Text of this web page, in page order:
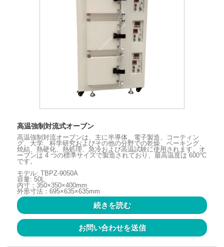
高温強制対流式オーブン
高温強制対流オーブンは、主に半導体、電子製造、コーティン
グ、大学、科学研究およびその他の分野での乾燥、ベーキング、
焼結、熱硬化、熱処理、急冷および高温試験に使用されます。オ
ーブンは 4 つの標準サイズで製造されており、最高温度は 600°C
です。
モデル: TBPZ-9050A
容量: 50L
内寸：350×350×400mm
外形寸法：695×635×635mm
続きを読む
お問い合わせを送信